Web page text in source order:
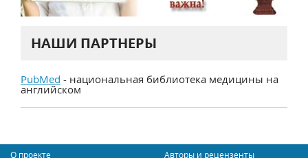
НАШИ ПАРТНЕРЫ
PubMed - национальная библиотека медицины на
английском
О проекте
Авторы и рецензенты